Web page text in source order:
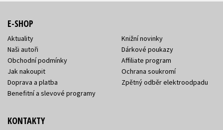
E-SHOP
Aktuality
Naši autoři
Obchodní podmínky
Jak nakoupit
Doprava a platba
Benefitní a slevové programy
Knižní novinky
Dárkové poukazy
Affiliate program
Ochrana soukromí
Zpětný odběr elektroodpadu
KONTAKTY